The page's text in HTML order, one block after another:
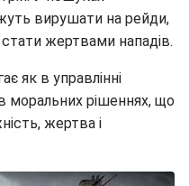
вирушати на рейди,
жертвами нападів.
як в управлінні
моральних рішеннях, що
жертва і